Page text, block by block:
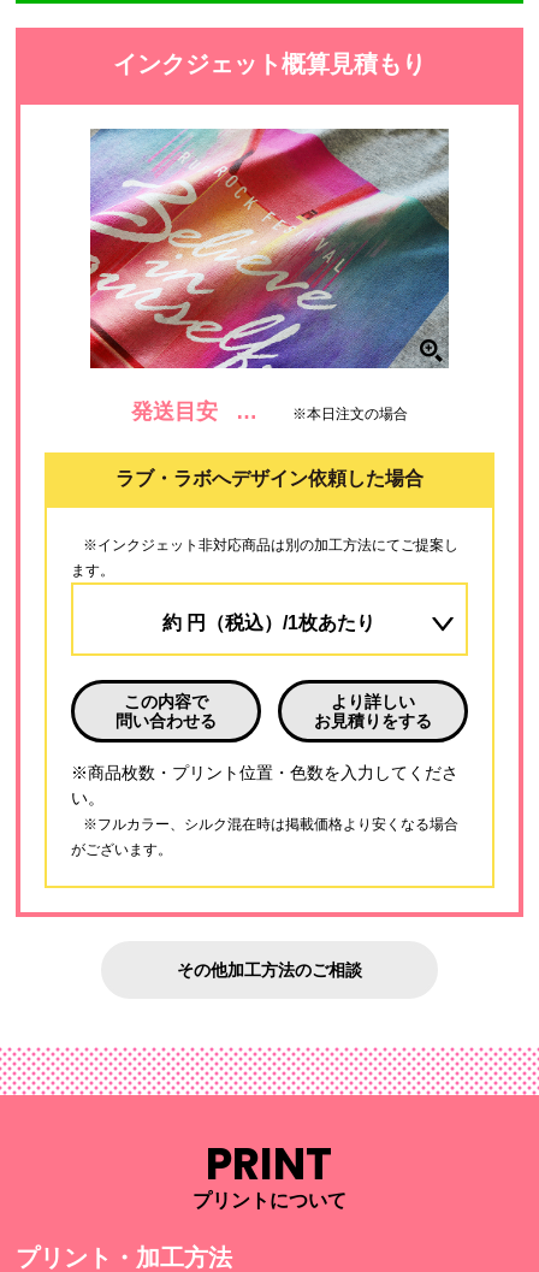
インクジェット概算見積もり
発送目安 … ※本日注文の場合
ラブ・ラボへデザイン依頼した場合
※インクジェット非対応商品は別の加工方法にてご提案し
ます。
約 円（税込）/1枚あたり
この内容で
問い合わせる
より詳しい
お見積りをする
※商品枚数・プリント位置・色数を入力してくださ
い。
※フルカラー、シルク混在時は掲載価格より安くなる場合
がございます。
その他加工方法のご相談
PRINT
プリントについて
プリント・加工方法